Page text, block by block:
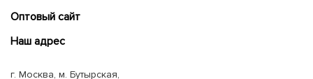
Оптовый сайт
Наш адрес
г. Москва, м. Бутырская,